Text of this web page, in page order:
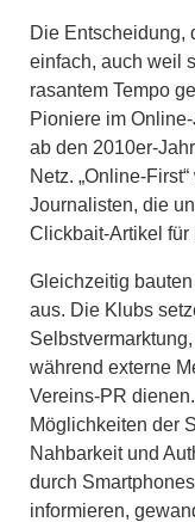
Die Entscheidung,
einfach, auch weil
rasantem Tempo
Pioniere im
ab den 2010er-
Netz. „Online-
Journalisten, die
Clickbait-Artikel
Gleichzeitig
aus. Die Klubs
während externe
Vereins-PR
Möglichkeiten der
Nahbarkeit und
durch
informieren,